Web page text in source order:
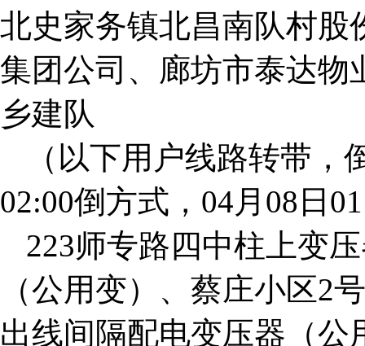
北史家务镇北昌南队村股
集团公司、廊坊市泰达物
乡建队
（以下用户线路转带，
02:00倒方式，04月08日
223师专路四中柱上变
（公用变）、蔡庄小区2
出线间隔配电变压器（